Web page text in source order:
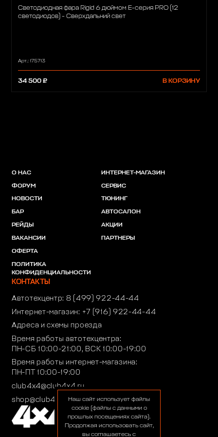
Светодиодная фара Rigid 6 дюймом Е-серия PRO (12
светодиодов) - Сверхдальний свет
Арт.: 175713
34 500 ₽ В КОРЗИНУ
О НАС
ФОРУМ
НОВОСТИ
БАР
РЕЙДЫ
ВАКАНСИИ
ОФЕРТА
ПОЛИТИКА
КОНФИДЕНЦИАЛЬНОСТИ
ИНТЕРНЕТ-МАГАЗИН
СЕРВИС
ТЮНИНГ
АВТОСАЛОН
АКЦИИ
ПАРТНЕРЫ
КОНТАКТЫ
Автотехцентр: 8 (499) 922-44-44
Интернет-магазин: +7 (916) 922-44-44
Адреса и схемы проезда
Время работы автотехцентра:
ПН-СБ 10:00-21:00, ВСК 10:00-19:00
Время работы интернет-магазина:
ПН-ПТ 10:00-19:00
club4x4@club4x4.ru
shop@club4x4.ruНаш сайт использует файлы
cookie (файлы с данными о
прошлых посещениях сайта).
Продолжая использовать сайт,
вы соглашаетесь с